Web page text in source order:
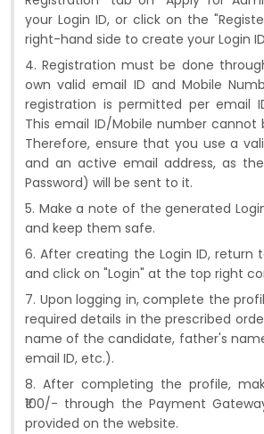
your Login ID, or click on the
right-hand side to create your Login ID
4. Registration must be done
own valid email ID and Mobile
registration is permitted per email
This email ID/Mobile number cannot
Therefore, ensure that you use a
and an active email address, as
Password) will be sent to it.
5. Make a note of the generated
and keep them safe.
6. After creating the Login ID, return
and click on "Login" at the top right
7. Upon logging in, complete the
required details in the prescribed
name of the candidate, father's
email ID, etc.).
8. After completing the profile,
₹100/- through the Payment
provided on the website.